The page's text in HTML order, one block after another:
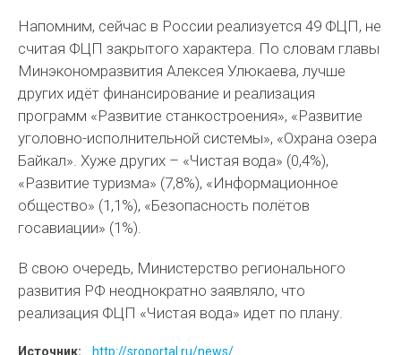
Напомним, сейчас в России реализуется 49 ФЦП, не
считая ФЦП закрытого характера. По словам главы
Минэкономразвития Алексея Улюкаева, лучше
других идёт финансирование и реализация
программ «Развитие станкостроения», «Развитие
уголовно-исполнительной системы», «Охрана озера
Байкал». Хуже других – «Чистая вода» (0,4%),
«Развитие туризма» (7,8%), «Информационное
общество» (1,1%), «Безопасность полётов
госавиации» (1%).
В свою очередь, Министерство регионального
развития РФ неоднократно заявляло, что
реализация ФЦП «Чистая вода» идет по плану.
Источник: http://sroportal.ru/news/